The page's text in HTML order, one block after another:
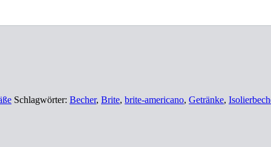
Schlagwörter: Becher, Brite, brite-americano, Getränke,